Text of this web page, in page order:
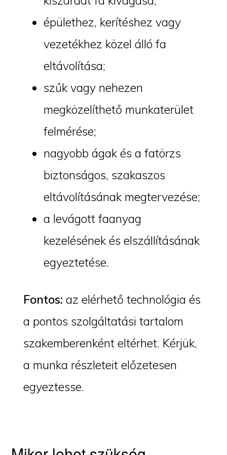
épülethez, kerítéshez vagy
vezetékhez közel álló fa
eltávolítása;
szűk vagy nehezen
megközelíthető munkaterület
felmérése;
nagyobb ágak és a fatörzs
biztonságos, szakaszos
eltávolításának megtervezése;
a levágott faanyag
kezelésének és elszállításának
egyeztetése.
Fontos: az elérhető technológia és
a pontos szolgáltatási tartalom
szakemberenként eltérhet. Kérjük,
a munka részleteit előzetesen
egyeztesse.